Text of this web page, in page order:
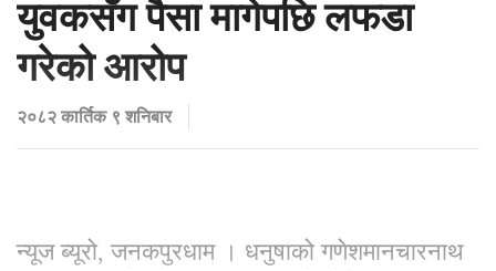
युवकसँग पैसा मागेपछि लफडा
गरेको आरोप
२०८२ कार्तिक ९ शनिबार
न्यूज ब्यूरो, जनकपुरधाम । धनुषाको गणेशमानचारनाथ